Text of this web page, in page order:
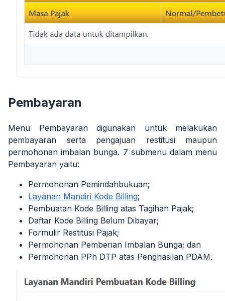
Pembayaran
Menu Pembayaran digunakan untuk melakukan
pembayaran serta pengajuan restitusi maupun
permohonan imbalan bunga. 7 submenu dalam menu
Pembayaran yaitu:
Permohonan Pemindahbukuan;
Layanan Mandiri Kode Billing;
Pembuatan Kode Billing atas Tagihan Pajak;
Daftar Kode Billing Belum Dibayar;
Formulir Restitusi Pajak;
Permohonan Pemberian Imbalan Bunga; dan
Permohonan PPh DTP atas Penghasilan PDAM.